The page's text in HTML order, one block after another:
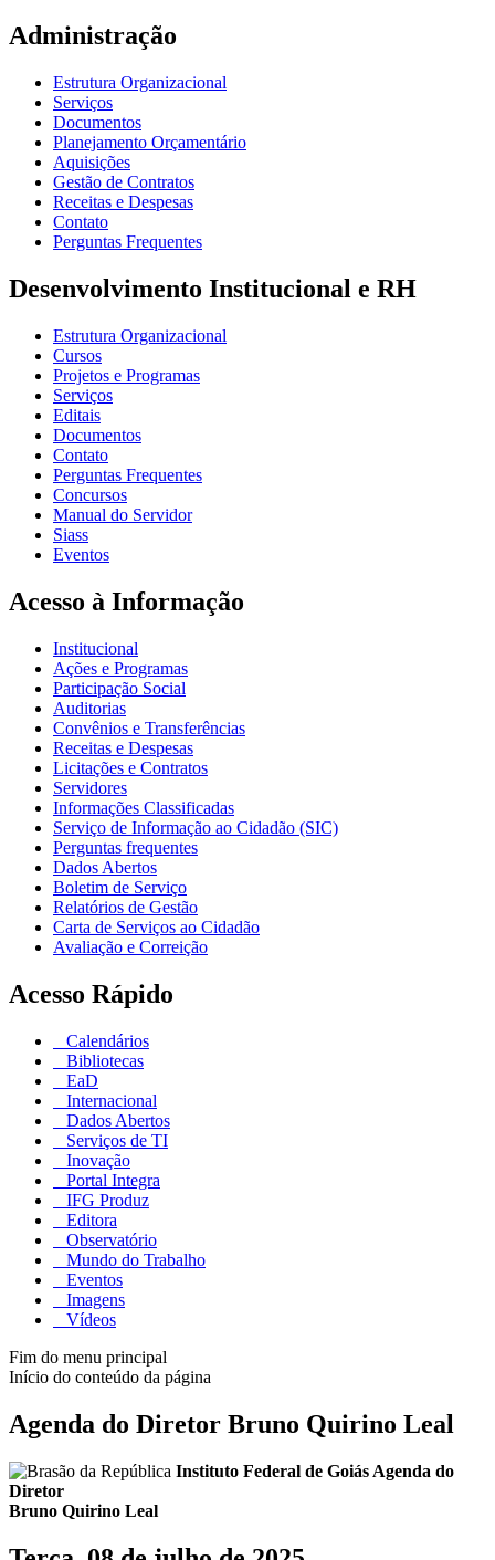
Administração
Estrutura Organizacional
Serviços
Documentos
Planejamento Orçamentário
Aquisições
Gestão de Contratos
Receitas e Despesas
Contato
Perguntas Frequentes
Desenvolvimento Institucional e RH
Estrutura Organizacional
Cursos
Projetos e Programas
Serviços
Editais
Documentos
Contato
Perguntas Frequentes
Concursos
Manual do Servidor
Siass
Eventos
Acesso à Informação
Institucional
Ações e Programas
Participação Social
Auditorias
Convênios e Transferências
Receitas e Despesas
Licitações e Contratos
Servidores
Informações Classificadas
Serviço de Informação ao Cidadão (SIC)
Perguntas frequentes
Dados Abertos
Boletim de Serviço
Relatórios de Gestão
Carta de Serviços ao Cidadão
Avaliação e Correição
Acesso Rápido
Calendários
Bibliotecas
EaD
Internacional
Dados Abertos
Serviços de TI
Inovação
Portal Integra
IFG Produz
Editora
Observatório
Mundo do Trabalho
Eventos
Imagens
Vídeos
Fim do menu principal
Início do conteúdo da página
Agenda do Diretor Bruno Quirino Leal
Instituto Federal de Goiás Agenda do
Diretor
Bruno Quirino Leal